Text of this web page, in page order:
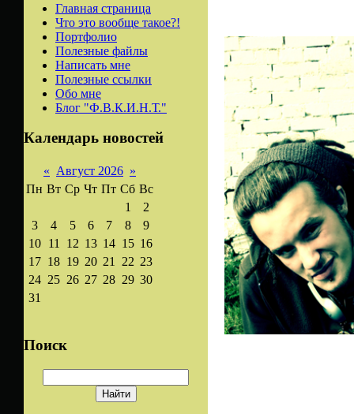
Главная страница
Что это вообще такое?!
Портфолио
Полезные файлы
Написать мне
Полезные ссылки
Обо мне
Блог "Ф.В.К.И.Н.Т."
Календарь новостей
« Август 2026 »
Пн Вт Ср Чт Пт Сб Вс
1
2
3
4 5 6 7 8
9
10
11 12 13 14 15 16
17 18 19 20 21 22 23
24 25 26 27 28 29 30
31
Поиск